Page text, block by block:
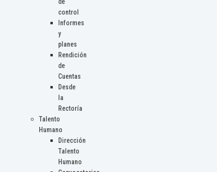
de
control
Informes
y
planes
Rendición
de
Cuentas
Desde
la
Rectoría
Talento
Humano
Dirección
Talento
Humano